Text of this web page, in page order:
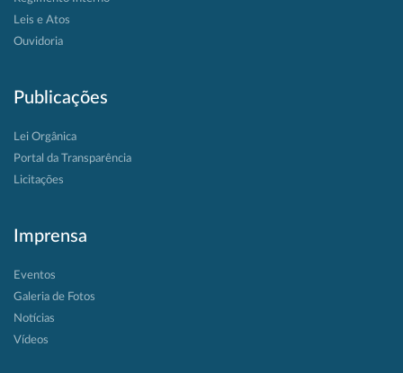
Leis e Atos
Ouvidoria
Publicações
Lei Orgânica
Portal da Transparência
Licitações
Imprensa
Eventos
Galeria de Fotos
Notícias
Vídeos